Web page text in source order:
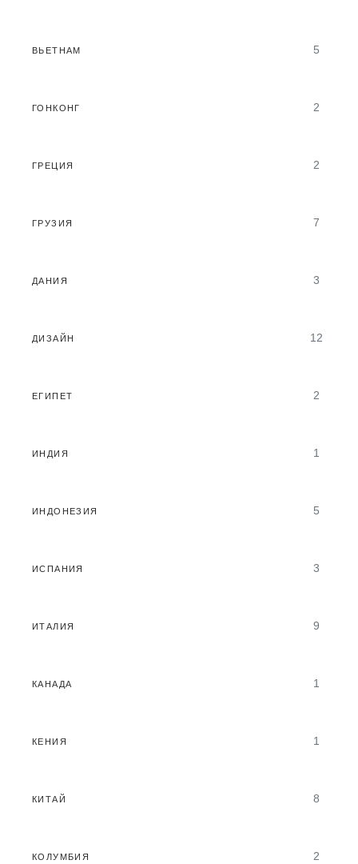
ВЬЕТНАМ 5
ГОНКОНГ 2
ГРЕЦИЯ 2
ГРУЗИЯ 7
ДАНИЯ 3
ДИЗАЙН 12
ЕГИПЕТ 2
ИНДИЯ 1
ИНДОНЕЗИЯ 5
ИСПАНИЯ 3
ИТАЛИЯ 9
КАНАДА 1
КЕНИЯ 1
КИТАЙ 8
КОЛУМБИЯ 2